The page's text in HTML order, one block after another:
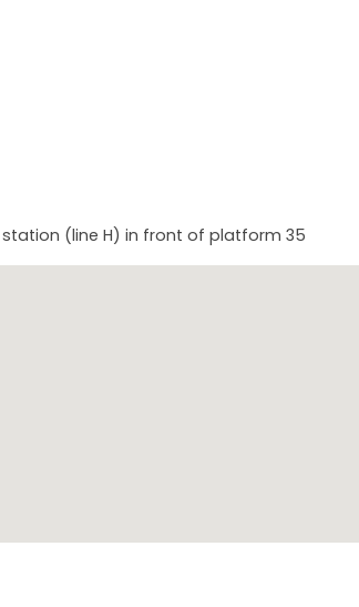
voulez profiter de la randonnée. Cela
bon rythme et sans vous reposer.
Si vous souhaitez prendre plus de temps,
(line H) in front of platform 35